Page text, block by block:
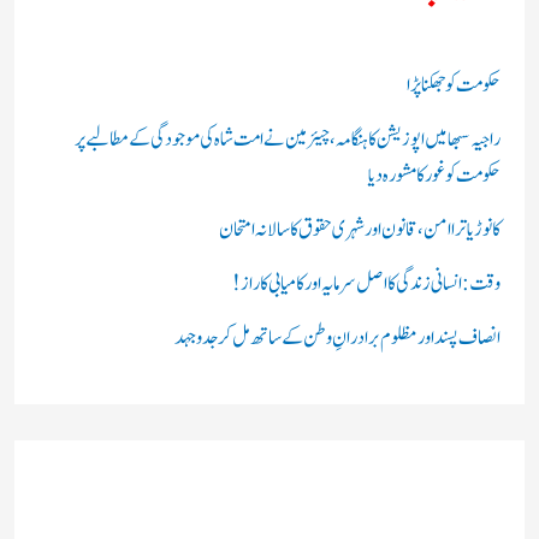
ں
:
حکومت کو جھکنا پڑا
راجیہ سبھا میں اپوزیشن کا ہنگامہ، چیئرمین نے امت شاہ کی موجودگی کے مطالبے پر
حکومت کو غور کا مشورہ دیا
کانوڑ یاترا امن،قانون اور شہری حقوق کا سالانہ امتحان
وقت: انسانی زندگی کا اصل سرمایہ اور کامیابی کا راز !
انصاف پسند اور مظلوم برادرانِ وطن کے ساتھ مل کر جدوجہد